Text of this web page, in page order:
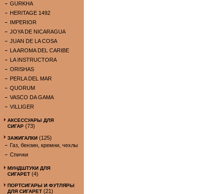
GURKHA
HERITAGE 1492
IMPERIOR
JOYA DE NICARAGUA
JUAN DE LA COSA
LA AROMA DEL CARIBE
LA INSTRUCTORA
ORISHAS
PERLA DEL MAR
QUORUM
VASCO DA GAMA
VILLIGER
АКСЕССУАРЫ ДЛЯ
СИГАР (73)
ЗАЖИГАЛКИ (125)
Газ, бензин, кремни, чехлы
Спички
МУНДШТУКИ ДЛЯ
СИГАРЕТ (4)
ПОРТСИГАРЫ И ФУТЛЯРЫ
ДЛЯ СИГАРЕТ (21)